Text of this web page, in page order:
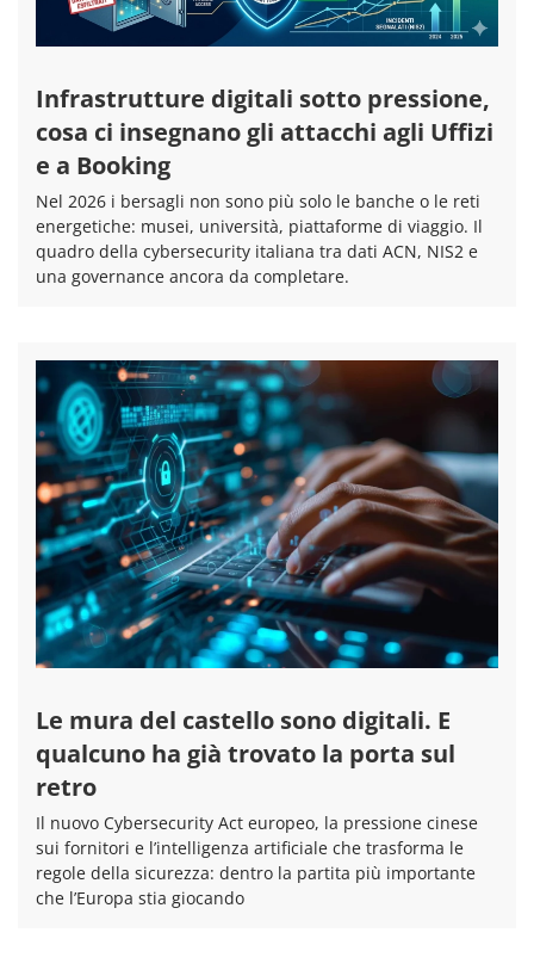
Infrastrutture digitali sotto pressione,
cosa ci insegnano gli attacchi agli Uffizi
e a Booking
Nel 2026 i bersagli non sono più solo le banche o le reti
energetiche: musei, università, piattaforme di viaggio. Il
quadro della cybersecurity italiana tra dati ACN, NIS2 e
una governance ancora da completare.
Le mura del castello sono digitali. E
qualcuno ha già trovato la porta sul
retro
Il nuovo Cybersecurity Act europeo, la pressione cinese
sui fornitori e l’intelligenza artificiale che trasforma le
regole della sicurezza: dentro la partita più importante
che l’Europa stia giocando